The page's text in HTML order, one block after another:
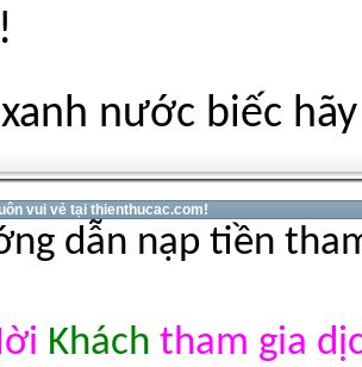
nước biếc
vui vẻ tại thienthucac.com!
dẫn nạp tiền
Khách tham gia